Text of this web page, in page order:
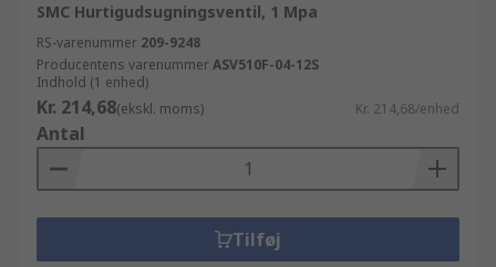
SMC Hurtigudsugningsventil, 1 Mpa
RS-varenummer 209-9248
Producentens varenummerASV510F-04-12S
Indhold (1 enhed)
Kr. 214,68(ekskl. moms) Kr. 214,68/enhed
Antal
Tilføj